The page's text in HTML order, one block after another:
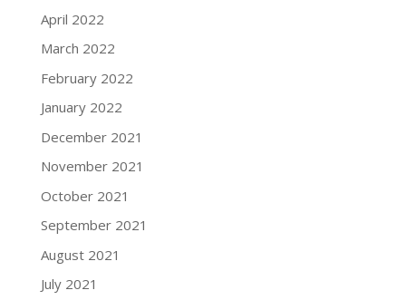
April 2022
March 2022
February 2022
January 2022
December 2021
November 2021
October 2021
September 2021
August 2021
July 2021